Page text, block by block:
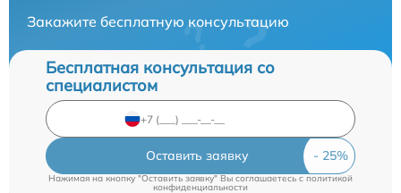
Закажите бесплатную консультацию
Бесплатная консультация со
специалистом
Оставить заявку
Нажимая на кнопку "Оставить заявку" Вы соглашаетесь cполитикой
конфиденциальности